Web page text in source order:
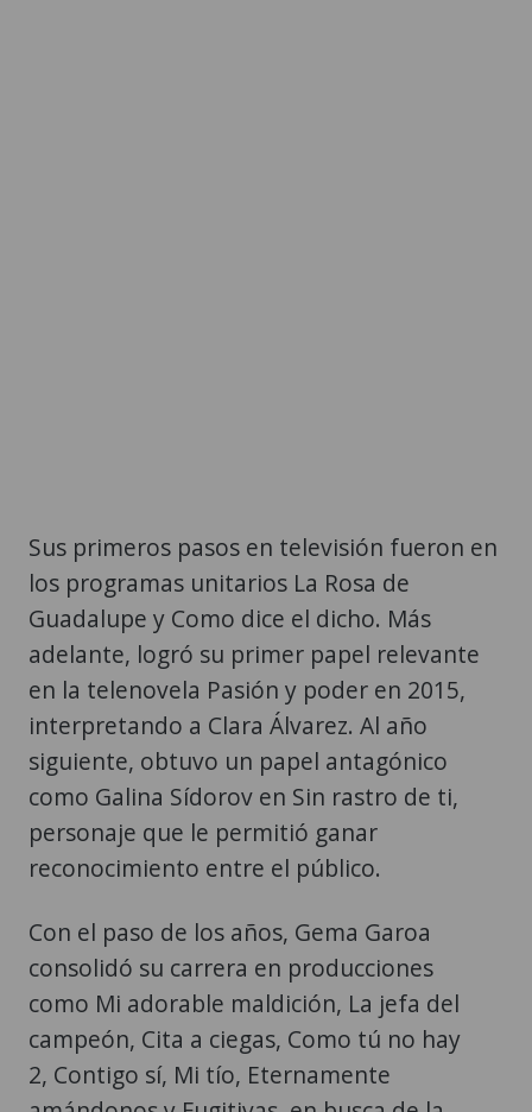
Sus primeros pasos en televisión fueron en
los programas unitarios La Rosa de
Guadalupe y Como dice el dicho. Más
adelante, logró su primer papel relevante
en la telenovela Pasión y poder en 2015,
interpretando a Clara Álvarez. Al año
siguiente, obtuvo un papel antagónico
como Galina Sídorov en Sin rastro de ti,
personaje que le permitió ganar
reconocimiento entre el público.
Con el paso de los años, Gema Garoa
consolidó su carrera en producciones
como Mi adorable maldición, La jefa del
campeón, Cita a ciegas, Como tú no hay
2, Contigo sí, Mi tío, Eternamente